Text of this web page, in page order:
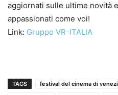
aggiornati sulle ultime novità
appassionati come voi!
Link: Gruppo VR-ITALIA
TAGS festival del cinema di